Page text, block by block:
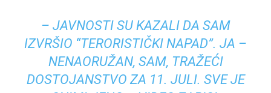
– JAVNOSTI SU KAZALI DA SAM
IZVRŠIO “TERORISTIČKI NAPAD”. JA –
NENAORUŽAN, SAM, TRAŽEĆI
DOSTOJANSTVO ZA 11. JULI. SVE JE